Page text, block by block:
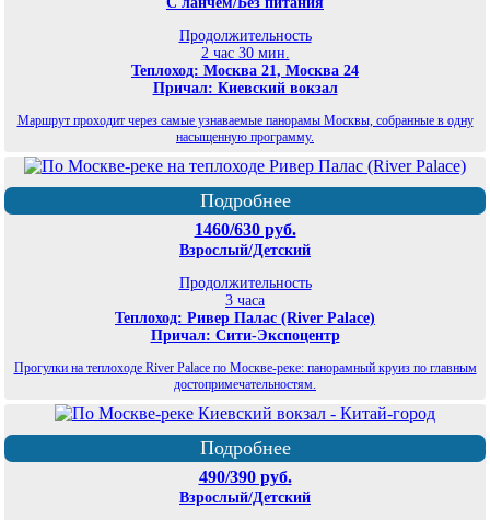
Продолжительность
2 час 30 мин.
Теплоход: Москва 21, Москва 24
Причал: Киевский вокзал
Маршрут проходит через самые узнаваемые панорамы Москвы, собранные в одну
насыщенную программу.
Подробнее
1460/630 руб.
Взрослый/Детский
Продолжительность
3 часа
Теплоход: Ривер Палас (River Palace)
Причал: Сити-Экспоцентр
Прогулки на теплоходе River Palace по Москве-реке: панорамный круиз по главным
достопримечательностям.
Подробнее
490/390 руб.
Взрослый/Детский